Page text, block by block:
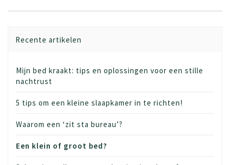
Recente artikelen
Mijn bed kraakt: tips en oplossingen voor een stille
nachtrust
5 tips om een kleine slaapkamer in te richten!
Waarom een ‘zit sta bureau’?
Een klein of groot bed?